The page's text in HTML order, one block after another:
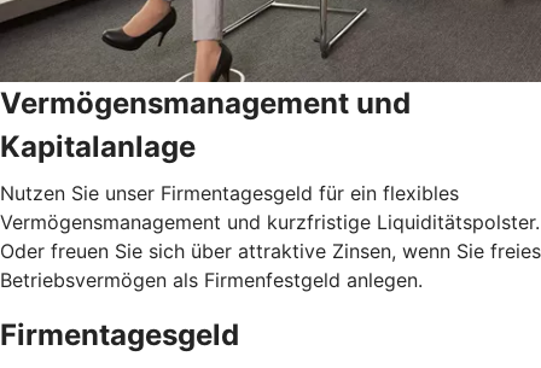
Vermögensmanagement und
Kapitalanlage
Nutzen Sie unser Firmentagesgeld für ein flexibles
Vermögensmanagement und kurzfristige Liquiditätspolster.
Oder freuen Sie sich über attraktive Zinsen, wenn Sie freies
Betriebsvermögen als Firmenfestgeld anlegen.
Firmentagesgeld